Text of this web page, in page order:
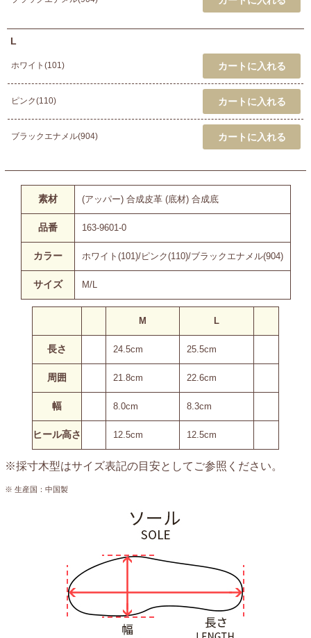
L
ホワイト(101)
ピンク(110)
ブラックエナメル(904)
素材 (アッパー) 合成皮革 (底材) 合成底
品番 163-9601-0
カラー ホワイト(101)/ピンク(110)/ブラックエナメル(904)
サイズ M/L
M L
長さ 24.5cm 25.5cm
周囲 21.8cm 22.6cm
幅 8.0cm 8.3cm
ヒール高さ 12.5cm 12.5cm
※採寸木型はサイズ表記の目安としてご参照ください。
※ 生産国：中国製